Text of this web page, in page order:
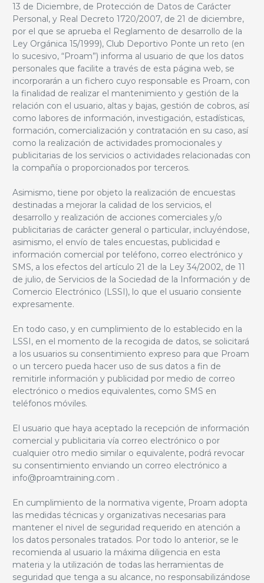
13 de Diciembre, de Protección de Datos de Carácter
Personal, y Real Decreto 1720/2007, de 21 de diciembre,
por el que se aprueba el Reglamento de desarrollo de la
Ley Orgánica 15/1999), Club Deportivo Ponte un reto (en
lo sucesivo, “Proam”) informa al usuario de que los datos
personales que facilite a través de esta página web, se
incorporarán a un fichero cuyo responsable es Proam, con
la finalidad de realizar el mantenimiento y gestión de la
relación con el usuario, altas y bajas, gestión de cobros, así
como labores de información, investigación, estadísticas,
formación, comercialización y contratación en su caso, así
como la realización de actividades promocionales y
publicitarias de los servicios o actividades relacionadas con
la compañía o proporcionados por terceros.
Asimismo, tiene por objeto la realización de encuestas
destinadas a mejorar la calidad de los servicios, el
desarrollo y realización de acciones comerciales y/o
publicitarias de carácter general o particular, incluyéndose,
asimismo, el envío de tales encuestas, publicidad e
información comercial por teléfono, correo electrónico y
SMS, a los efectos del artículo 21 de la Ley 34/2002, de 11
de julio, de Servicios de la Sociedad de la Información y de
Comercio Electrónico (LSSI), lo que el usuario consiente
expresamente.
En todo caso, y en cumplimiento de lo establecido en la
LSSI, en el momento de la recogida de datos, se solicitará
a los usuarios su consentimiento expreso para que Proam
o un tercero pueda hacer uso de sus datos a fin de
remitirle información y publicidad por medio de correo
electrónico o medios equivalentes, como SMS en
teléfonos móviles.
El usuario que haya aceptado la recepción de información
comercial y publicitaria vía correo electrónico o por
cualquier otro medio similar o equivalente, podrá revocar
su consentimiento enviando un correo electrónico a
info@proamtraining.com .
En cumplimiento de la normativa vigente, Proam adopta
las medidas técnicas y organizativas necesarias para
mantener el nivel de seguridad requerido en atención a
los datos personales tratados. Por todo lo anterior, se le
recomienda al usuario la máxima diligencia en esta
materia y la utilización de todas las herramientas de
seguridad que tenga a su alcance, no responsabilizándose